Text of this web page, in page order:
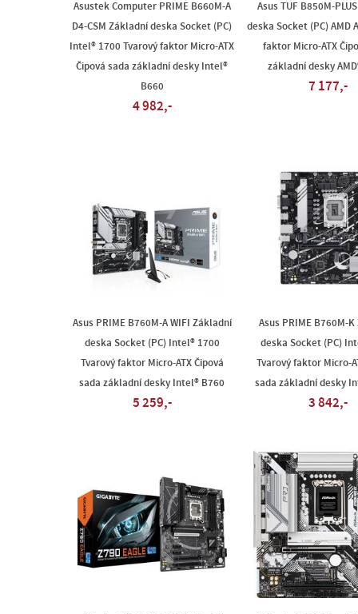
Asustek Computer PRIME B660M-A
D4-CSM Základní deska Socket (PC)
Intel® 1700 Tvarový faktor Micro-ATX
Čipová sada základní desky Intel®
B660
4 982,-
Asus TUF B850M-
deska Socket (PC) AMD
faktor Micro-ATX
základní desky
7 177,-
Asus PRIME B760M-A WIFI Základní
deska Socket (PC) Intel® 1700
Tvarový faktor Micro-ATX Čipová
sada základní desky Intel® B760
5 259,-
Asus PRIME B760M-
deska Socket (PC)
Tvarový faktor Micro-
sada základní desky
3 842,-